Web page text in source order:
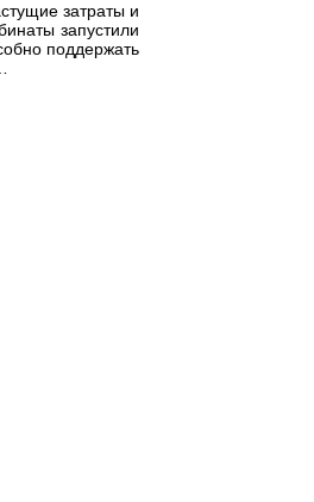
затраты и
запустили
поддержать